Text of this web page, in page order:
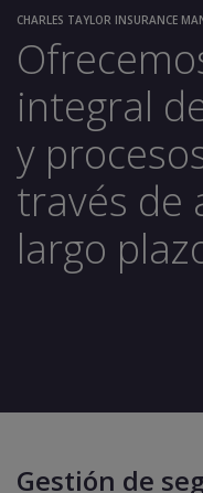
CHARLES TAYLOR INSURANCE
integral
y
través de
largo
Gestión de